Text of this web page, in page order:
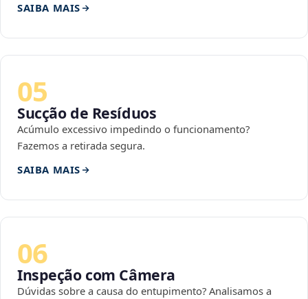
SAIBA MAIS
05
Sucção de Resíduos
Acúmulo excessivo impedindo o funcionamento?
Fazemos a retirada segura.
SAIBA MAIS
06
Inspeção com Câmera
Dúvidas sobre a causa do entupimento? Analisamos a